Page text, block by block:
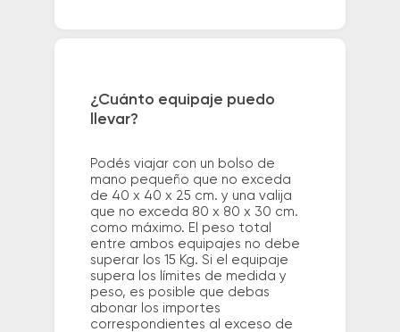
¿Cuánto equipaje puedo
llevar?
Podés viajar con un bolso de
mano pequeño que no exceda
de 40 x 40 x 25 cm. y una valija
que no exceda 80 x 80 x 30 cm.
como máximo. El peso total
entre ambos equipajes no debe
superar los 15 Kg. Si el equipaje
supera los límites de medida y
peso, es posible que debas
abonar los importes
correspondientes al exceso de